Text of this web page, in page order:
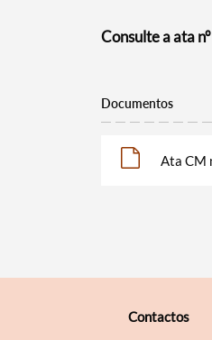
Consulte a ata
Documentos
Ata CM
Contactos